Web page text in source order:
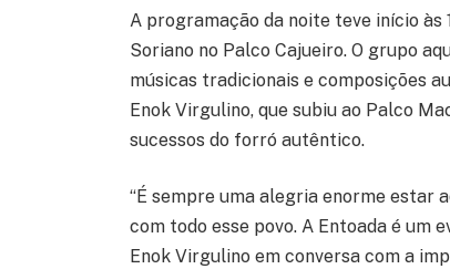
A programação da noite teve início
Soriano no Palco Cajueiro. O grupo
músicas tradicionais e composições
Enok Virgulino, que subiu ao Palco
sucessos do forró autêntico.
“É sempre uma alegria enorme estar
com todo esse povo. A Entoada é um
Enok Virgulino em conversa com a